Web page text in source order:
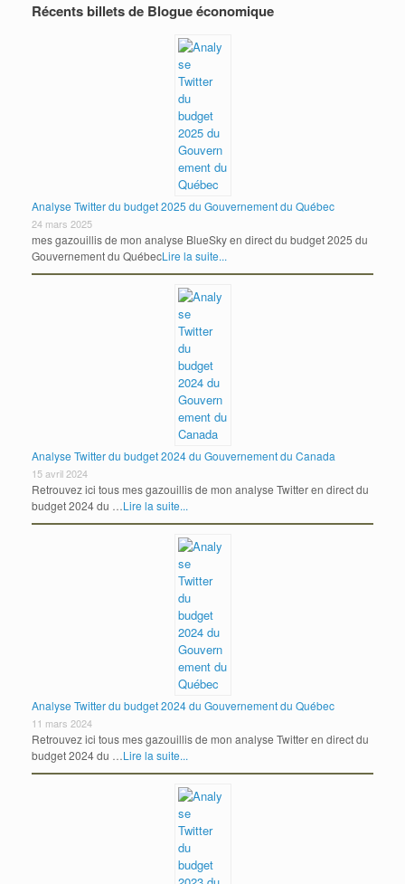
Récents billets de Blogue économique
Analyse Twitter du budget 2025 du Gouvernement du Québec
24 mars 2025
mes gazouillis de mon analyse BlueSky en direct du budget 2025 du
Gouvernement du QuébecLire la suite...
Analyse Twitter du budget 2024 du Gouvernement du Canada
15 avril 2024
Retrouvez ici tous mes gazouillis de mon analyse Twitter en direct du
budget 2024 du …Lire la suite...
Analyse Twitter du budget 2024 du Gouvernement du Québec
11 mars 2024
Retrouvez ici tous mes gazouillis de mon analyse Twitter en direct du
budget 2024 du …Lire la suite...